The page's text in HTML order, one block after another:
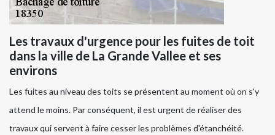
Les travaux d'urgence pour les fuites de toit
dans la ville de La Grande Vallee et ses
environs
Les fuites au niveau des toits se présentent au moment où on s'y
attend le moins. Par conséquent, il est urgent de réaliser des
travaux qui servent à faire cesser les problèmes d'étanchéité.